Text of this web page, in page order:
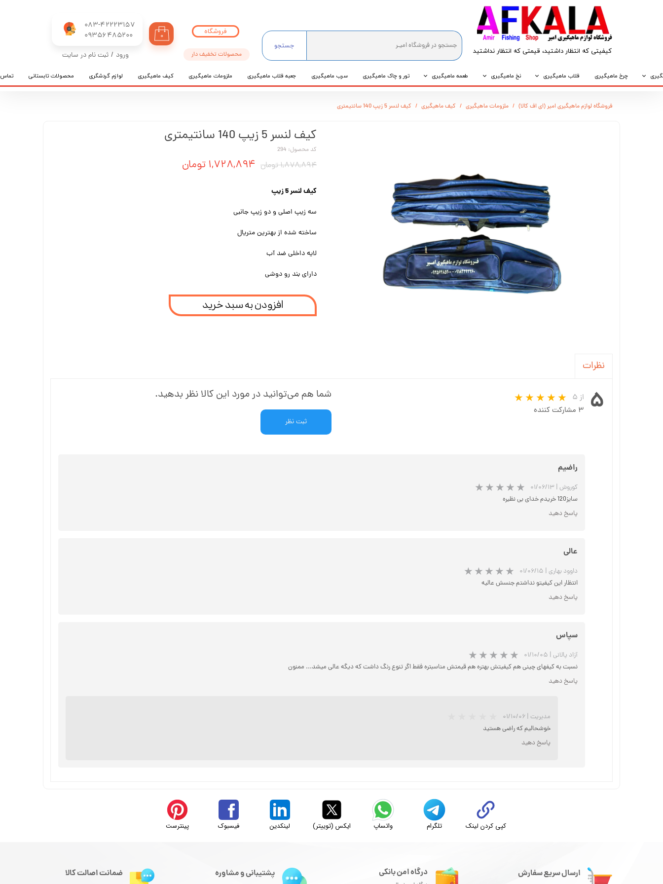
کیفیتی که انتظار داشتید، قیمتی که انتظار نداشتید​​​​​​​
083-42223157
​​​​​​​09356485200
جستجو
۰
ورود / ثبت نام در سایت
تغییر گذر واژه
چرخ ماهیگیری قلاب ماهیگیری نخ ماهیگیری طعمه ماهیگیری تور و چاک ماهیگیری سرب ماهیگیری جعبه قلاب ماهیگیری ملزومات ماهیگیری کیف ماهیگیری لوازم گردشگری محصولات تابستانی تماس
محصولات تخفیف دار
فروشگاه
فروشگاه لوازم ماهیگیری امیر (ای اف کالا) ملزومات ماهیگیری کیف ماهیگیری کیف لنسر 5 زیپ 140 سانتیمتری
کیف لنسر 5 زیپ 140 سانتیمتری
کد محصول: 294
۱,۸۷۸,۸۹۴ تومان ۱,۷۲۸,۸۹۴ تومان
کیف لنسر 5 زیپ
سه زیپ اصلی و دو زیپ جانبی
ساخته شده از بهترین متریال
لایه داخلی ضد آب
دارای بند رو دوشی
افزودن به سبد خرید
نظرات
۵
از ۵
۳ مشارکت کننده
شما هم می‌توانید در مورد این کالا نظر بدهید.
ثبت نظر
راضیم
کوروش | ۰۱/۰۶/۱۳
سایز120 خریدم خدای بی نظیره
پاسخ دهید
عالی
داوود بهاری | ۰۱/۰۶/۱۵
انتظار این کیفیتو نداشتم جنسش عالیه
پاسخ دهید
سپاس
آزاد پالانی | ۰۱/۱۰/۰۵
نسبت به کیفهای چینی هم کیفیتش بهتره هم قیمتش مناسبتره فقط اگر تنوع رنگ داشت که دیگه عالی میشد... ممنون
پاسخ دهید
مدیریت | ۰۱/۱۰/۰۶
خوشحالیم که راضی هستید
پاسخ دهید
کپی کردن لینک تلگرام واتساپ ایکس (توییتر) لینکدین فیسبوک پینترست
ارسال سریع سفارش درگاه امن بانکی پشتیبانی و مشاوره ضمانت اصالت کالا